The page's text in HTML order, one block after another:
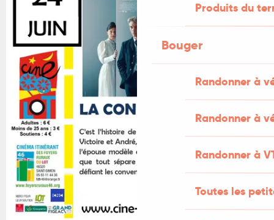
Produits du
Bouger
Randonner à
Randonner à
Randonner à
Toutes les